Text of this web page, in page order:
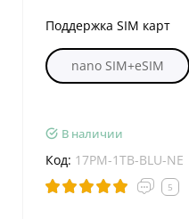
Поддержка SIM карт
nano SIM+eSIM
В наличии
Код: 17PM-1TB-BLU-NE
5